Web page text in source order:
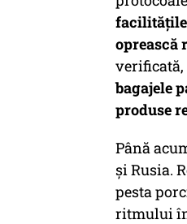
facilităţile
oprească
verificată,
bagajele
produse
Până
şi Rusia.
pesta
ritmului în